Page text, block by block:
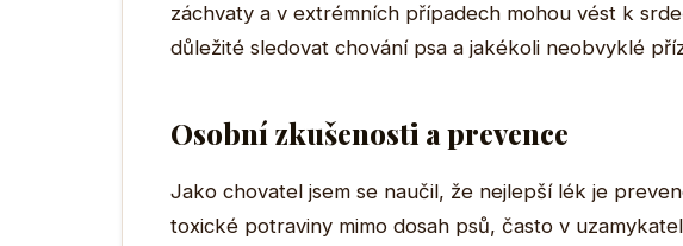
záchvaty a v extrémních případech mohou vést k
důležité sledovat chování psa a jakékoli neobvyklé
Osobní zkušenosti a prevence
Jako chovatel jsem se naučil, že nejlepší lék je
toxické potraviny mimo dosah psů, často v